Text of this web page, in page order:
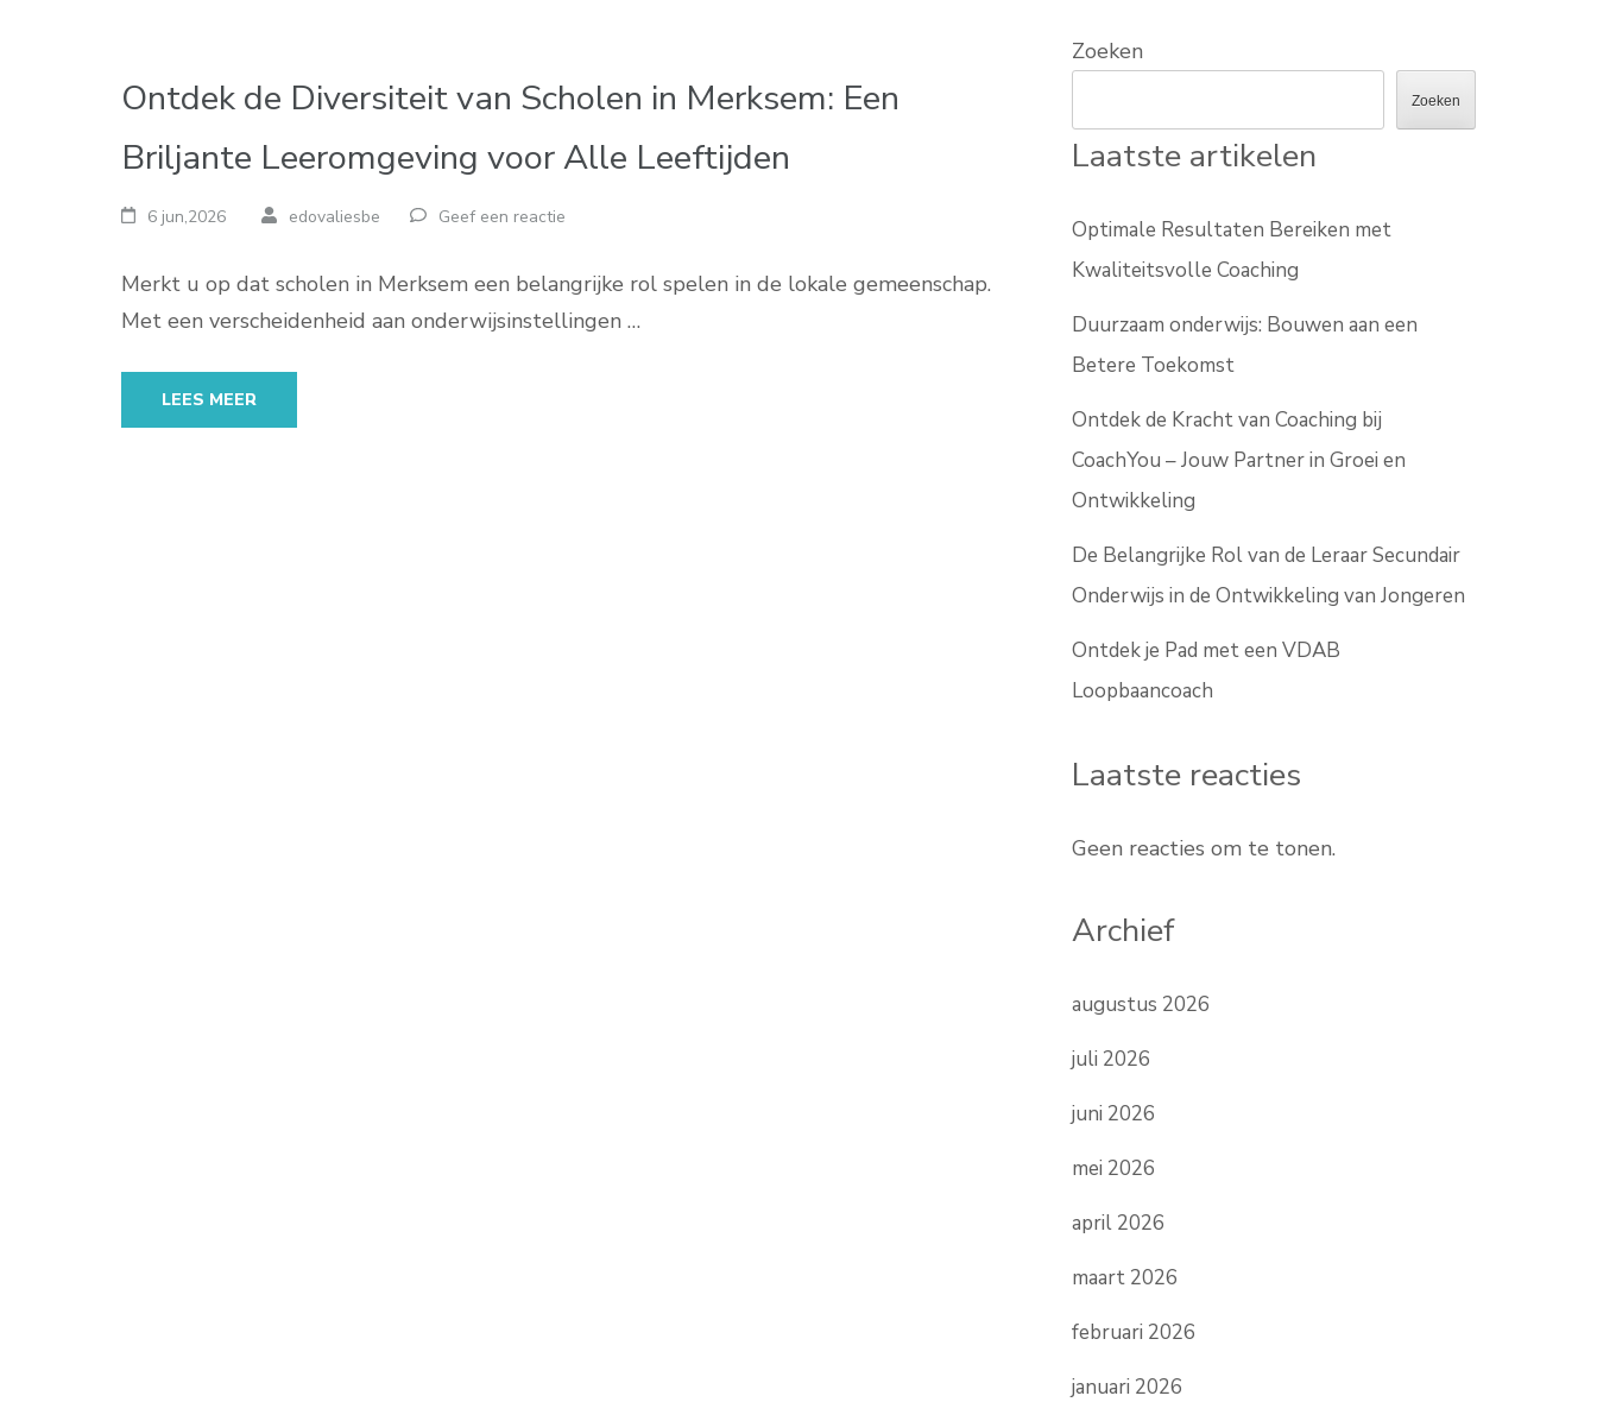
Ontdek de Diversiteit van Scholen in Merksem: Een
Briljante Leeromgeving voor Alle Leeftijden
6 jun,2026 edovaliesbe Geef een reactie
Merkt u op dat scholen in Merksem een belangrijke rol spelen in de lokale gemeenschap.
Met een verscheidenheid aan onderwijsinstellingen …
LEES MEER
Zoeken
Zoeken
Laatste artikelen
Optimale Resultaten Bereiken met
Kwaliteitsvolle Coaching
Duurzaam onderwijs: Bouwen aan een
Betere Toekomst
Ontdek de Kracht van Coaching bij
CoachYou – Jouw Partner in Groei en
Ontwikkeling
De Belangrijke Rol van de Leraar Secundair
Onderwijs in de Ontwikkeling van Jongeren
Ontdek je Pad met een VDAB
Loopbaancoach
Laatste reacties
Geen reacties om te tonen.
Archief
augustus 2026
juli 2026
juni 2026
mei 2026
april 2026
maart 2026
februari 2026
januari 2026